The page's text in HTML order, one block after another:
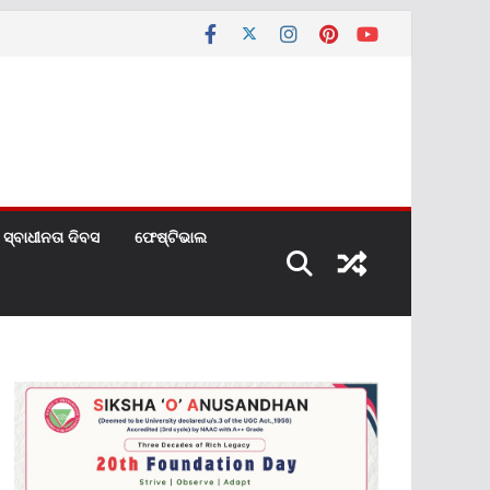
ସ୍ବାଧୀନତା ଦିବସ ଫେଷ୍ଟିଭାଲ